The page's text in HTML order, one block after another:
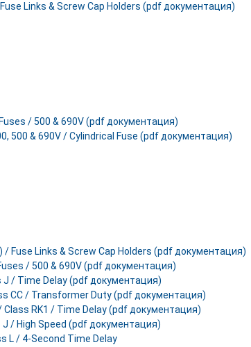
Fuse Links & Screw Cap Holders (pdf документация)
/ 500 & 690V (pdf документация)
500 & 690V / Cylindrical Fuse (pdf документация)
/ Fuse Links & Screw Cap Holders (pdf документация)
/ 500 & 690V (pdf документация)
J / Time Delay (pdf документация)
CC / Transformer Duty (pdf документация)
Class RK1 / Time Delay (pdf документация)
J / High Speed (pdf документация)
L / 4-Second Time Delay